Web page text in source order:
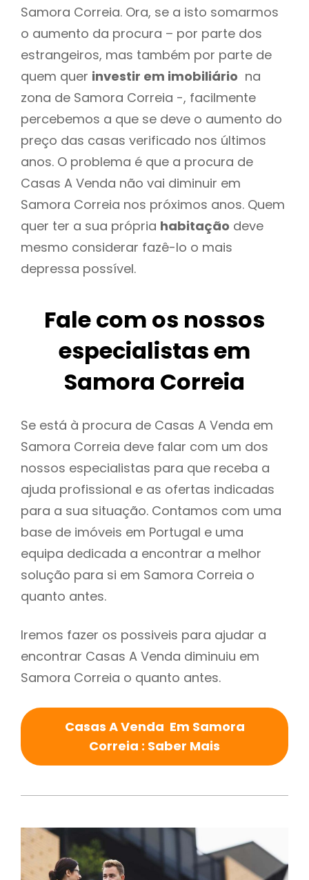
Samora Correia. Ora, se a isto somarmos
o aumento da procura – por parte dos
estrangeiros, mas também por parte de
quem quer investir em imobiliário na
zona de Samora Correia -, facilmente
percebemos a que se deve o aumento do
preço das casas verificado nos últimos
anos. O problema é que a procura de
Casas A Venda não vai diminuir em
Samora Correia nos próximos anos. Quem
quer ter a sua própria habitação deve
mesmo considerar fazê-lo o mais
depressa possível.
Fale com os nossos
especialistas em
Samora Correia
Se está à procura de Casas A Venda em
Samora Correia deve falar com um dos
nossos especialistas para que receba a
ajuda profissional e as ofertas indicadas
para a sua situação. Contamos com uma
base de imóveis em Portugal e uma
equipa dedicada a encontrar a melhor
solução para si em Samora Correia o
quanto antes.
Iremos fazer os possiveis para ajudar a
encontrar Casas A Venda diminuiu em
Samora Correia o quanto antes.
Casas A Venda Em Samora
Correia : Saber Mais